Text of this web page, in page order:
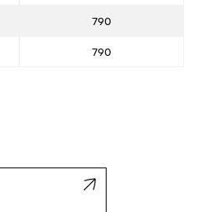
790
790